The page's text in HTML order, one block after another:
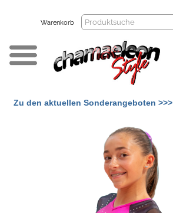
Warenkorb
Zu den aktuellen Sonderangeboten >>>